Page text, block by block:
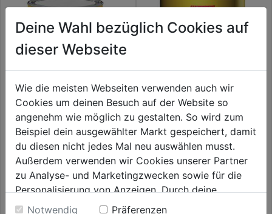
Pullex2in1 Holzlasur 5L
0.0
von
5
Sternen.
81,99€
Pullex-Plus W30 farblos
0.0
von
5
82,99€
€ 33,20/1 L
Deine Wahl bezüglich Cookies auf
dieser Webseite
Wie die meisten Webseiten verwenden auch wir
Cookies um deinen Besuch auf der Website so
angenehm wie möglich zu gestalten. So wird zum
Beispiel dein ausgewählter Markt gespeichert, damit
du diesen nicht jedes Mal neu auswählen musst.
Außerdem verwenden wir Cookies unserer Partner
zu Analyse- und Marketingzwecken sowie für die
Personalisierung von Anzeigen. Durch deine
Einwilligung werden die Daten von Drittanbieter,
Notwendig
Präferenzen